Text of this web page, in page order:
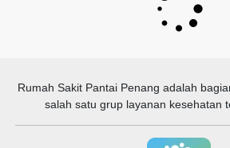
Rumah Sakit Pantai Penang adalah
salah satu grup layanan kesehatan